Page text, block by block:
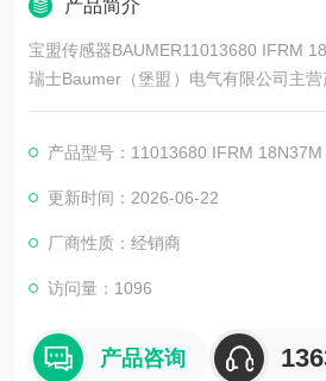
产品简介
宝盟传感器BAUMER11013680 IFRM
瑞士Baumer（堡盟）电气有限公司主营
AUMER编码器、BAUMER传感器、
ER光电开关、BAUMER限位开关、
变送器、BAUMER安全栅等。
产品型号：11013680 IFRM 18N37M
更新时间：2026-06-22
厂商性质：经销商
访问量：1096
产品咨询